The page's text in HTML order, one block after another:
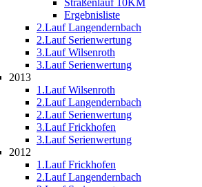
Straßenlauf 10KM
Ergebnisliste
2.Lauf Langendernbach
2.Lauf Serienwertung
3.Lauf Wilsenroth
3.Lauf Serienwertung
2013
1.Lauf Wilsenroth
2.Lauf Langendernbach
2.Lauf Serienwertung
3.Lauf Frickhofen
3.Lauf Serienwertung
2012
1.Lauf Frickhofen
2.Lauf Langendernbach